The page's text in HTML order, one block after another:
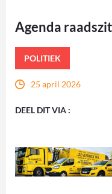
Agenda
POLITIEK
25 april 2026
DEEL DIT VIA :